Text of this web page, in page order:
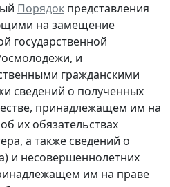
Порядок представления
на замещение
государственной
и
гражданскими
сведений о полученных
принадлежащем им на
их обязательствах
а также сведений о
и несовершеннолетних
им на праве